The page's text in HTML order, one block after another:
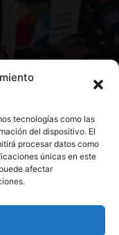
tecnologías como las
del dispositivo. El
procesar datos como
únicas en este
afectar